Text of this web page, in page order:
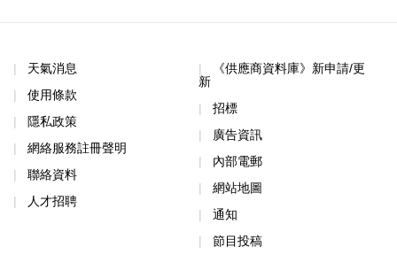
天氣消息
使用條款
隱私政策
網絡服務註冊聲明
聯絡資料
人才招聘
《供應商資料庫》新申請/更
新
招標
廣告資訊
內部電郵
網站地圖
通知
節目投稿